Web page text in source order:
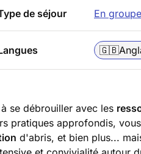
de séjour En groupe
🇬🇧
se débrouiller avec les
pratiques approfondis,
d'abris, et bien plus...